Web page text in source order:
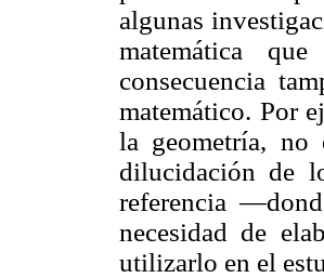
algunas
matemática
consecuencia
matemático. Por
la geometría, no
dilucidación de
referencia
necesidad de
utilizarlo en el